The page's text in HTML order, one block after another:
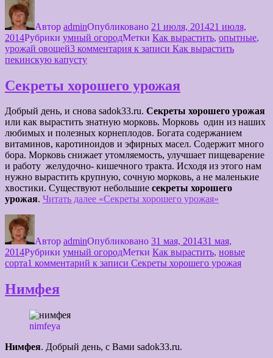
Автор adminОпубликовано 21 июля, 201421 июля,
2014Рубрики умный огородМетки Как вырастить, опытные,
урожай овощей3 комментария к записи Как вырастить
пекинскую капусту
Секреты хорошего урожая
Добрый день, и снова sadok33.ru. Секреты хорошего урожая
или как вырастить знатную морковь. Морковь один из наших
любимых и полезных корнеплодов. Богата содержанием
витаминов, каротиноидов и эфирных масел. Содержит много
бора. Морковь снижает утомляемость, улучшает пищеварение
и работу желудочно- кишечного тракта. Исходя из этого нам
нужно вырастить крупную, сочную морковь, а не маленькие
хвостики. Существуют небольшие секреты хорошего
урожая. Читать далее «Секреты хорошего урожая»
Автор adminОпубликовано 31 мая, 201431 мая,
2014Рубрики умный огородМетки Как вырастить, новые
сорта1 комментарий к записи Секреты хорошего урожая
Нимфея
nimfeya
Нимфея. Добрый день, с Вами sadok33.ru.